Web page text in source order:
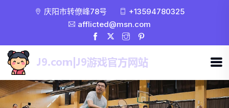
庆阳市转僚峰78号
+13594780325
afflicted@msn.com